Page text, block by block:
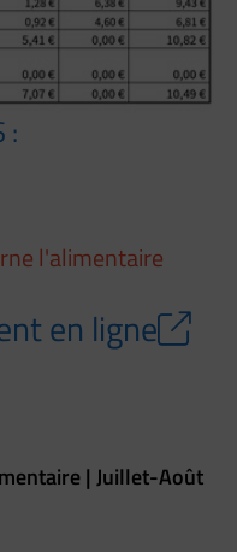
:
l'alimentaire
en ligne
| Juillet-Août